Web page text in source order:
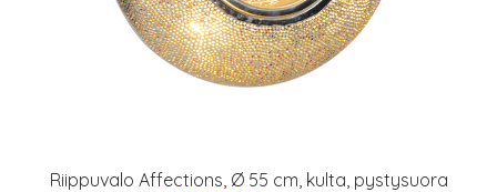
Riippuvalo Affections, Ø 55 cm, kulta, pystysuora